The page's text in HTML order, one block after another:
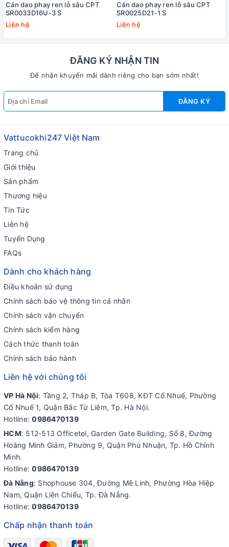
Cán dao phay ren lỗ sâu CPT
SR0033D16U-3 S
Liên hệ
Cán dao phay ren lỗ sâu CPT
SR0025D21-1 S
Liên hệ
ĐĂNG KÝ NHẬN TIN
Để nhận khuyến mãi dành riêng cho bạn sớm nhất!
ĐĂNG KÝ
Vattucokhi247 Việt Nam
Trang chủ
Giới thiệu
Sản phẩm
Thương hiệu
Tin Tức
Liên hệ
Tuyển Dụng
FAQs
Dành cho khách hàng
Điều khoản sử dụng
Chính sách bảo vệ thông tin cá nhân
Chính sách vận chuyển
Chính sách kiểm hàng
Cách thức thanh toán
Chính sách bảo hành
Liên hệ với chúng tôi
VP Hà Nội: Tầng 2, Tháp B, Tòa T608, KĐT Cổ Nhuế, Phường
Cổ Nhuế 1, Quận Bắc Từ Liêm, Tp. Hà Nội.
Hotline:0986470139
HCM: 512-513 Officetel, Garden Gate Building, Số 8, Đường
Hoàng Minh Giám, Phường 9, Quận Phú Nhuận, Tp. Hồ Chính
Minh.
Hotline:0986470139
Đà Nẵng: Shophouse 304, Đường Mê Linh, Phường Hòa Hiệp
Nam, Quận Liên Chiểu, Tp. Đà Nẵng.
Hotline:0986470139
Chấp nhận thanh toán